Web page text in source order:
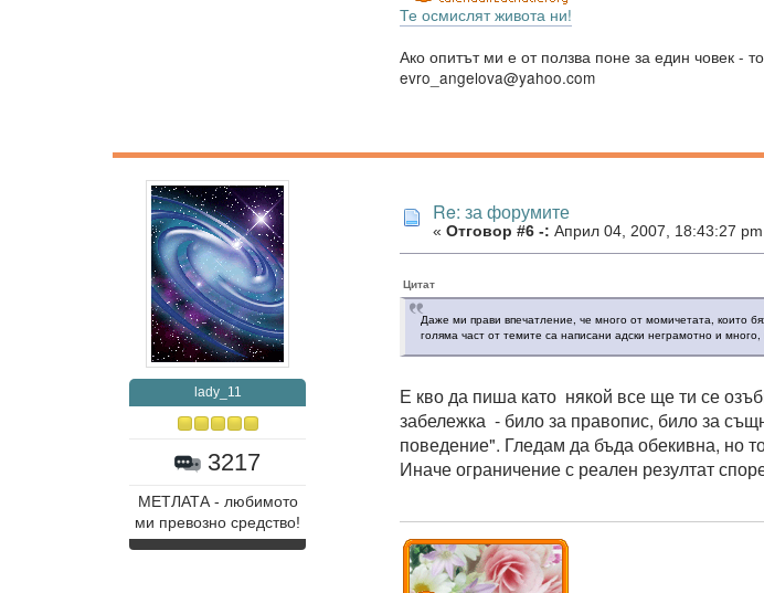
Те осмислят живота ни!
Ако опитът ми е от ползва поне за един човек -
evro_angelova@yahoo.com
lady_11
3217
МЕТЛАТА - любимото
ми превозно средство!
Re: за форумите
« Отговор #6 -: Април 04, 2007, 18:43:27
Цитат
Даже ми прави впечатление, че много от момичетата, които
голяма част от темите са написани адски неграмотно и много,
Е кво да пиша като някой все ще ти се
забележка - било за правопис, било за
поведение". Гледам да бъда обекивна, но
Иначе ограничение с реален резултат